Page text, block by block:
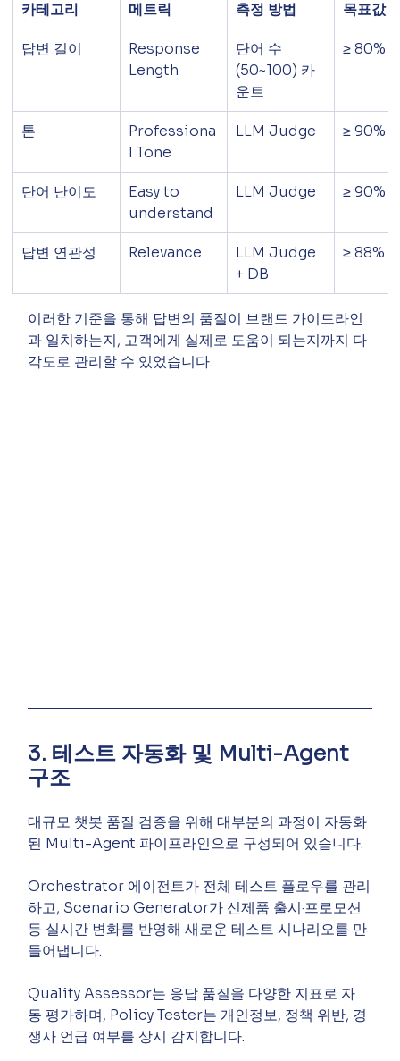
카테고리 메트릭 측정 방법 목표값
답변 길이
Response
Length
단어 수
(50~100) 카
운트
≥ 80%
톤
Professiona
l Tone
LLM Judge ≥ 90%
단어 난이도
Easy to
understand
LLM Judge ≥ 90%
답변 연관성 Relevance
LLM Judge
+ DB
≥ 88%
이러한 기준을 통해 답변의 품질이 브랜드 가이드라인
과 일치하는지, 고객에게 실제로 도움이 되는지까지 다
각도로 관리할 수 있었습니다.
3. 테스트 자동화 및 Multi-Agent
구조
대규모 챗봇 품질 검증을 위해 대부분의 과정이 자동화
된 Multi-Agent 파이프라인으로 구성되어 있습니다.
Orchestrator 에이전트가 전체 테스트 플로우를 관리
하고, Scenario Generator가 신제품 출시·프로모션
등 실시간 변화를 반영해 새로운 테스트 시나리오를 만
들어냅니다.
Quality Assessor는 응답 품질을 다양한 지표로 자
동 평가하며, Policy Tester는 개인정보, 정책 위반, 경
쟁사 언급 여부를 상시 감지합니다.